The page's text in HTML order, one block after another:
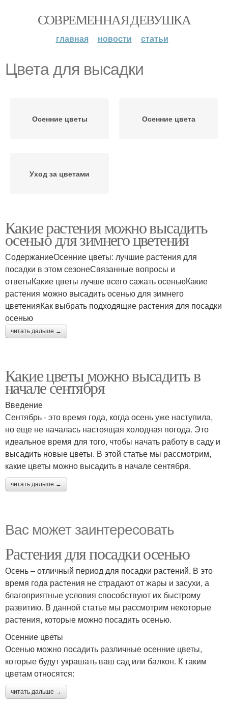
СОВРЕМЕННАЯ ДЕВУШКА
главная новости статьи
Цвета для высадки
Осенние цветы Осенние цвета
Уход за цветами
Какие растения можно высадить
осенью для зимнего цветения
СодержаниеОсенние цветы: лучшие растения для
посадки в этом сезонеСвязанные вопросы и
ответыКакие цветы лучше всего сажать осеньюКакие
растения можно высадить осенью для зимнего
цветенияКак выбрать подходящие растения для посадки
осенью
читать дальше →
Какие цветы можно высадить в
начале сентября
Введение
Сентябрь - это время года, когда осень уже наступила,
но еще не началась настоящая холодная погода. Это
идеальное время для того, чтобы начать работу в саду и
высадить новые цветы. В этой статье мы рассмотрим,
какие цветы можно высадить в начале сентября.
читать дальше →
Вас может заинтересовать
Растения для посадки осенью
Осень – отличный период для посадки растений. В это
время года растения не страдают от жары и засухи, а
благоприятные условия способствуют их быстрому
развитию. В данной статье мы рассмотрим некоторые
растения, которые можно посадить осенью.
Осенние цветы
Осенью можно посадить различные осенние цветы,
которые будут украшать ваш сад или балкон. К таким
цветам относятся:
читать дальше →